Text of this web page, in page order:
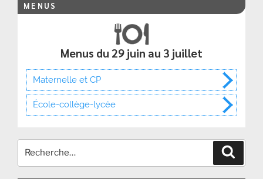
MENUS
Menus du 29 juin au 3 juillet
Maternelle et CP
École-collège-lycée